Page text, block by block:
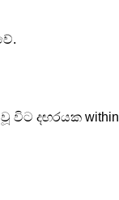
විට දඟරයක within